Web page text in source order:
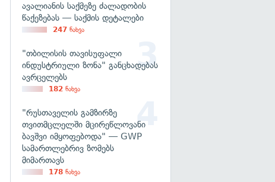
ავალიანის საქმეზე ძალადობის
წაქეზებას — საქმის დეტალები
247 ნახვა
"თბილისის თავისუფალი
ინდუსტრიული ზონა" განცხადებას
ავრცელებს
182 ნახვა
"რუსთაველის გამზირზე
თვითმცლელში მცირეწლოვანი
ბავშვი იმყოფებოდა" — GWP
სამართლებრივ ზომებს
მიმართავს
178 ნახვა